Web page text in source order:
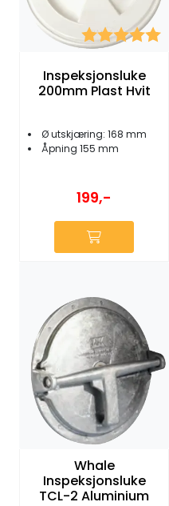
Karakter:
Inspeksjonsluke
200mm Plast Hvit
Ø utskjæring: 168 mm
Åpning 155 mm
199,-
Whale
Inspeksjonsluke
TCL-2 Aluminium